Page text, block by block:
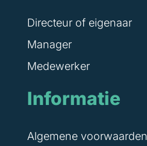
Directeur of eigenaar
Manager
Medewerker
Informatie
Algemene voorwaarden